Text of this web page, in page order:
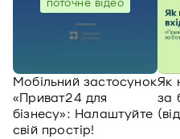
поточне відео
Мобільний застосунок
«Приват24 для
бізнесу»: Налаштуйте
свій простір!
Як
за